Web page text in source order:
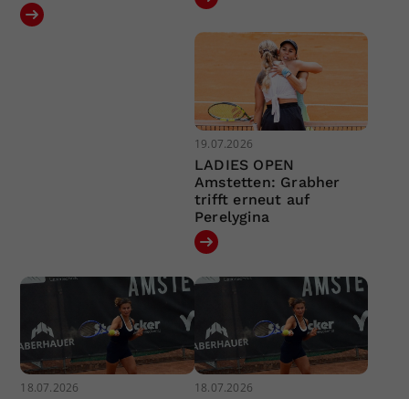
19.07.2026
LADIES OPEN
Amstetten: Grabher
trifft erneut auf
Perelygina
18.07.2026 18.07.2026